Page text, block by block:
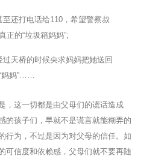
至还打电话给110，希望警察叔
正的“垃圾箱妈妈”;
过天桥的时候央求妈妈把她送回
妈妈”……
，这一切都是由父母们的谎话造成
的孩子们，早就不是谎言就能糊弄的
行为，不过是因为对父母的信任。如
可信度和依赖感，父母们就不要再随